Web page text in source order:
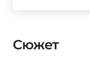
Сюжет